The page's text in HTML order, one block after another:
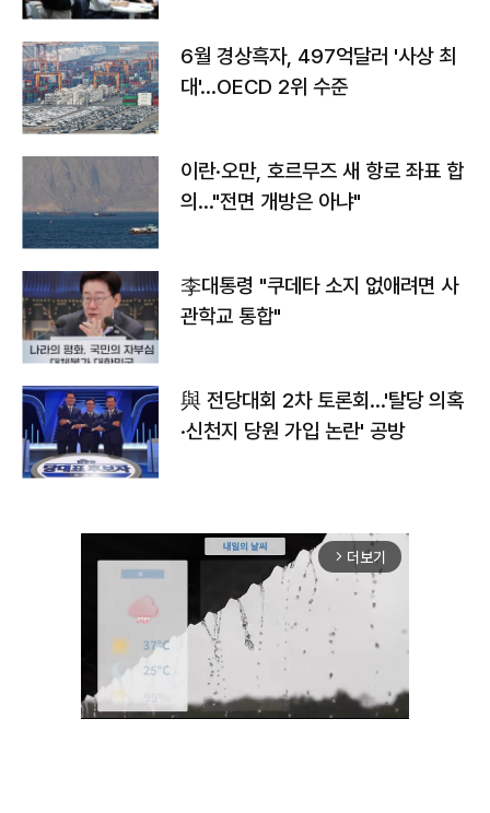
6월 경상흑자, 497억달러 '사상 최
대'…OECD 2위 수준
이란·오만, 호르무즈 새 항로 좌표 합
의…"전면 개방은 아냐"
李대통령 "쿠데타 소지 없애려면 사
관학교 통합"
與 전당대회 2차 토론회…'탈당 의혹
·신천지 당원 가입 논란' 공방
arrow_forward_ios 더보기